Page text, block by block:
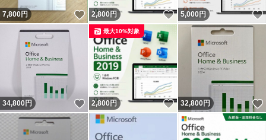
7,800円 いいね！
2,800円 いいね！
5,000円
34,800円 いいね！
2,800円 いいね！
最大10%対象
32,800円